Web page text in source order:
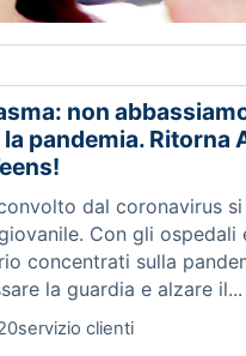
non
pandemia. Ritorna
dal coronavirus
Con gli ospedali
concentrati sulla
la guardia e alzare il...
servizio clienti